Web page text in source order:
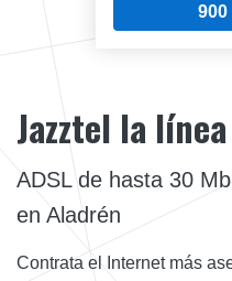
900
Jazztel la
ADSL de hasta 30
en Aladrén
Contrata el Internet más